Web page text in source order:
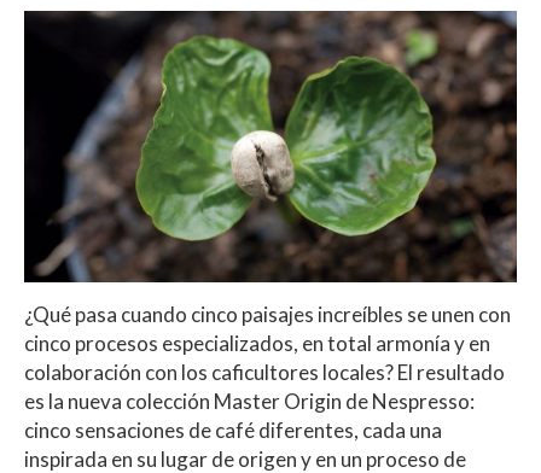
¿Qué pasa cuando cinco paisajes increíbles se unen con
cinco procesos especializados, en total armonía y en
colaboración con los caficultores locales? El resultado
es la nueva colección Master Origin de Nespresso:
cinco sensaciones de café diferentes, cada una
inspirada en su lugar de origen y en un proceso de